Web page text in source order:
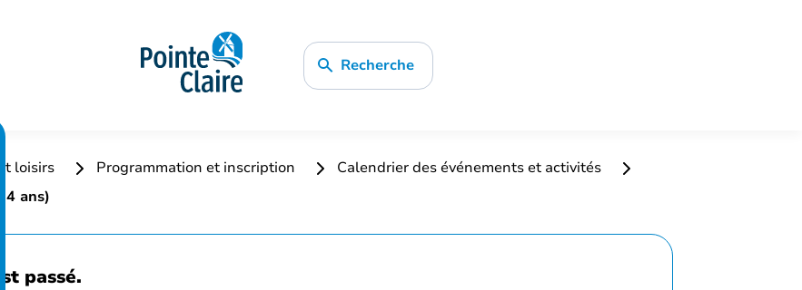
Recherche
loisirs Programmation et inscription
Calendrier des événements et activités
4 ans)
passé.